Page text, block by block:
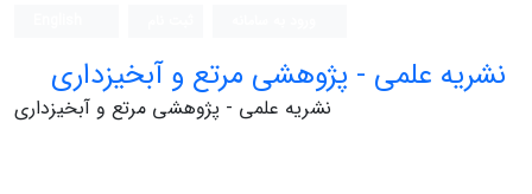
نشریه علمی - پژوهشی مرتع و آبخیزداری
نشریه علمی - پژوهشی مرتع و آبخیزداری